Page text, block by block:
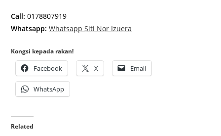
Call: 0178807919
Whatsapp: Whatsapp Siti Nor Izuera
Kongsi kepada rakan!
Facebook X Email
WhatsApp
Related